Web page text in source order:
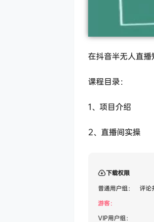
在抖音半无人直
课程目录：
1、项目介绍
2、直播间实操
下载权限
普通用户组：
评论
游客：
VIP用户组：